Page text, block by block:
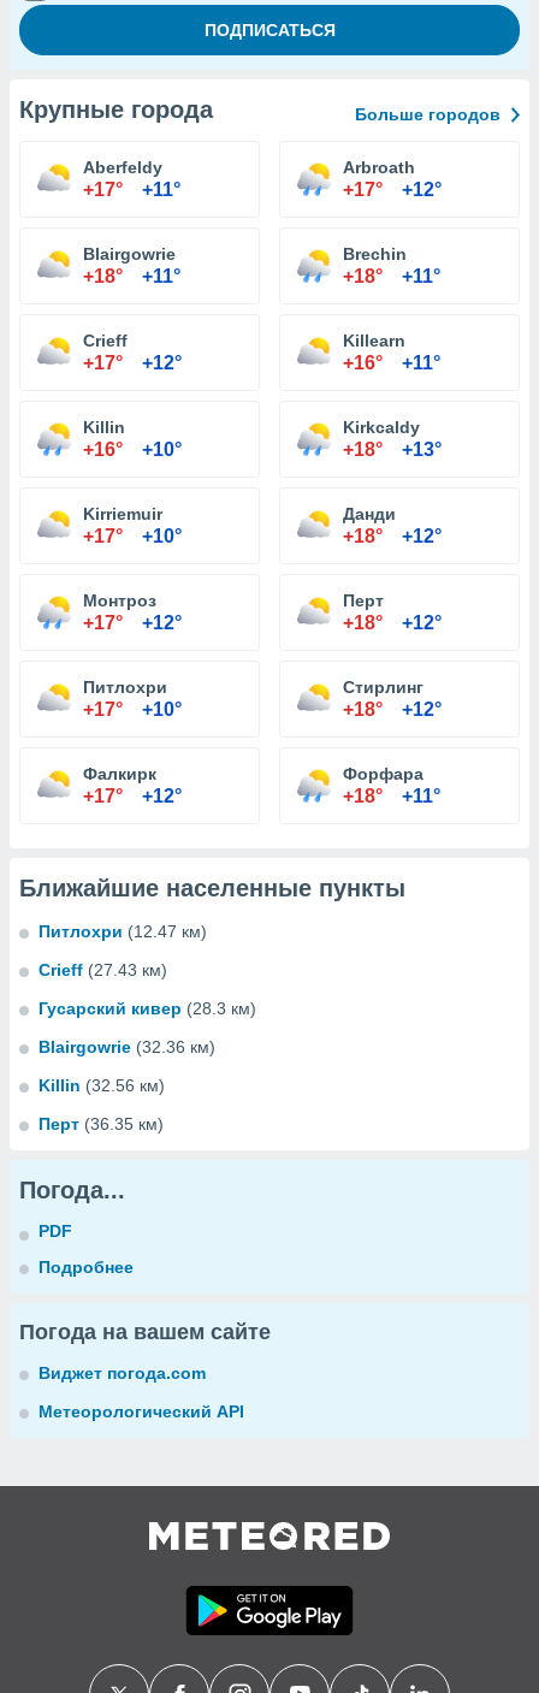
Крупные города Больше городов
Aberfeldy
+17° +11°
Arbroath
+17° +12°
Blairgowrie
+18° +11°
Brechin
+18° +11°
Crieff
+17° +12°
Killearn
+16° +11°
Killin
+16° +10°
Kirkcaldy
+18° +13°
Kirriemuir
+17° +10°
Данди
+18° +12°
Монтроз
+17° +12°
Перт
+18° +12°
Питлохри
+17° +10°
Стирлинг
+18° +12°
Фалкирк
+17° +12°
Форфара
+18° +11°
Ближайшие населенные пункты
Питлохри (12.47 км)
Crieff (27.43 км)
Гусарский кивер (28.3 км)
Blairgowrie (32.36 км)
Killin (32.56 км)
Перт (36.35 км)
Погода...
PDF
Подробнее
Погода на вашем сайте
Виджет погода.com
Метеорологический API